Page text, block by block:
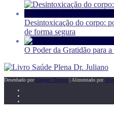
Desintoxicação do corpo:
de forma segura
O Poder da Gratidão para
Desenhado por Elegant Themes | Alimentado por